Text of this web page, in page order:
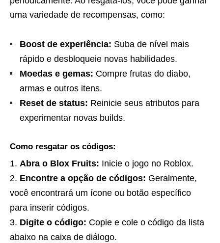
uma variedade de recompensas, como:
Boost de experiência: Suba de nível mais
rápido e desbloqueie novas habilidades.
Moedas e gemas: Compre frutas do diabo,
armas e outros itens.
Reset de status: Reinicie seus atributos para
experimentar novas builds.
Como resgatar os códigos:
Abra o Blox Fruits: Inicie o jogo no Roblox.
Encontre a opção de códigos: Geralmente,
você encontrará um ícone ou botão específico
para inserir códigos.
Digite o código: Copie e cole o código da lista
abaixo na caixa de diálogo.